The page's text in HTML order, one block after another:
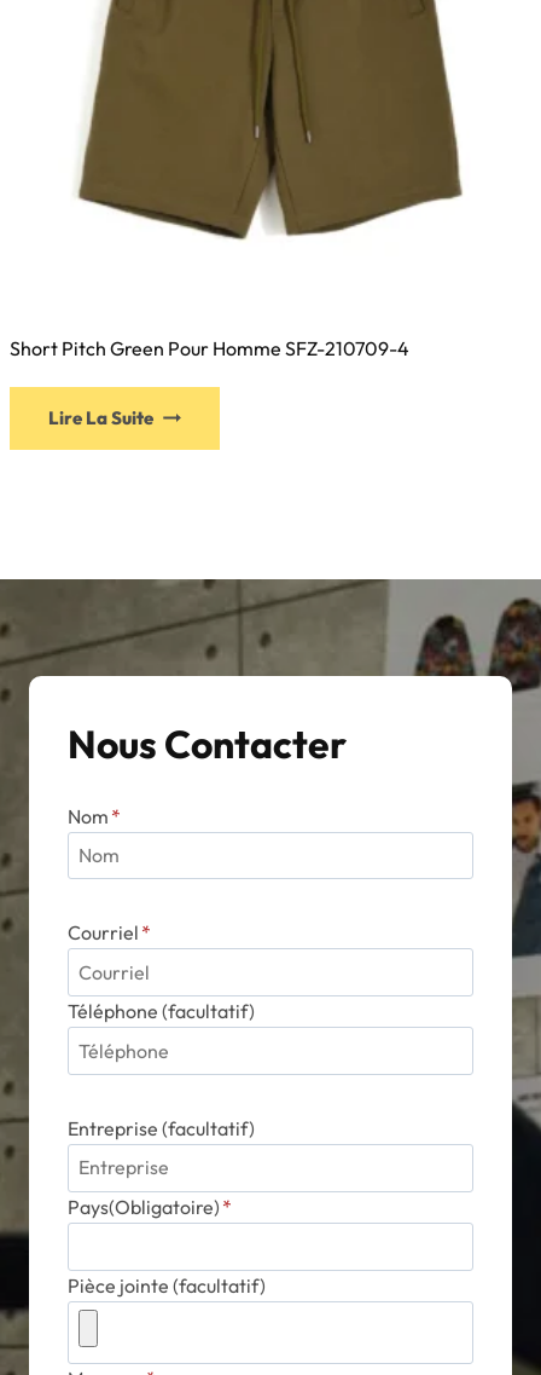
Short Pitch Green Pour Homme SFZ-210709-4
Lire La Suite
Nous Contacter
Nom *
Courriel *
Téléphone (facultatif)
Entreprise (facultatif)
Pays(Obligatoire) *
Pièce jointe (facultatif)